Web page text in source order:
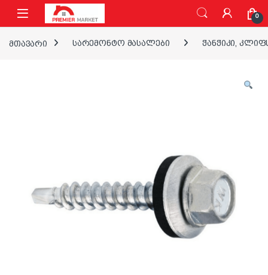
ნავიგაციაზე გადასვლა
შინაარსზე გადასვლა
0
მთავარი სარემონტო მასალები ჭანჭიკი,